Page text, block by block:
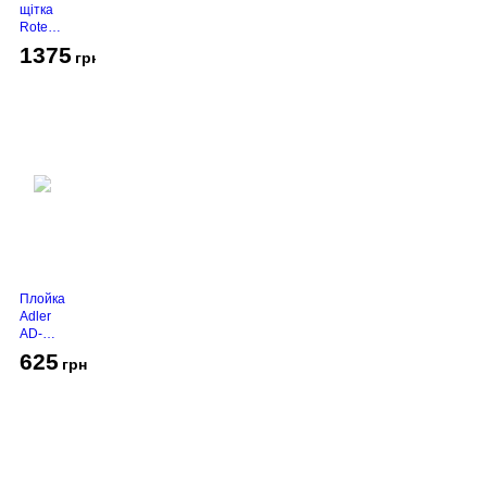
щітка
Rotex
RHC-
490-T
1375 грн
Плойка
Adler
AD-
2116
625 грн